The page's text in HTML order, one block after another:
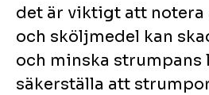
det är viktigt att notera
och sköljmedel kan
och minska strumpans
säkerställa att